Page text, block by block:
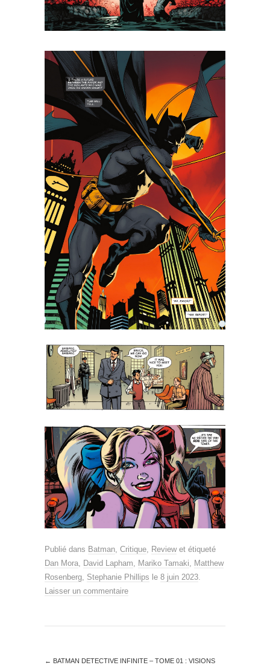
Publié dans Batman Critique Reviewet étiqueté
Dan Mora David Lapham Mariko Tamaki
Matthew
Rosenberg Stephanie Phillips le 8 juin 2023
Laisser un commentaire
← BATMAN DETECTIVE INFINITE – TOME 01 : VISIONS